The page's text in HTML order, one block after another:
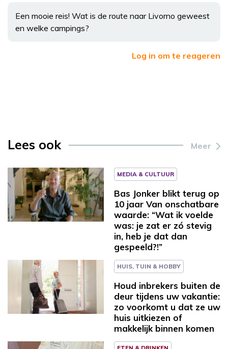
Een mooie reis! Wat is de route naar Livorno geweest
en welke campings?
Log in om te reageren
Lees ook Meer
MEDIA & CULTUUR
Bas Jonker blikt terug op
10 jaar Van onschatbare
waarde: “Wat ik voelde
was: je zat er zó stevig
in, heb je dat dan
gespeeld?!”
HUIS, TUIN & HOBBY
Houd inbrekers buiten de
deur tijdens uw vakantie:
zo voorkomt u dat ze uw
huis uitkiezen of
makkelijk binnen komen